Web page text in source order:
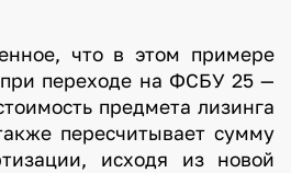
что в этом примере
переходе на ФСБУ 25 —
предмета лизинга
пересчитывает сумму
исходя из новой